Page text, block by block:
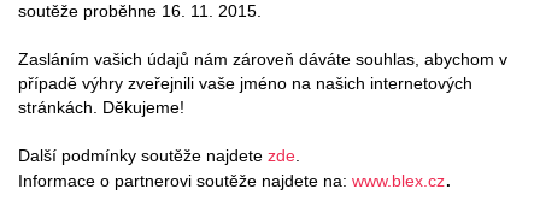
soutěže proběhne 16. 11. 2015.
Zasláním vašich údajů nám zároveň dáváte souhlas, abychom v
případě výhry zveřejnili vaše jméno na našich internetových
stránkách. Děkujeme!
Další podmínky soutěže najdete zde.
Informace o partnerovi soutěže najdete na: www.blex.cz.